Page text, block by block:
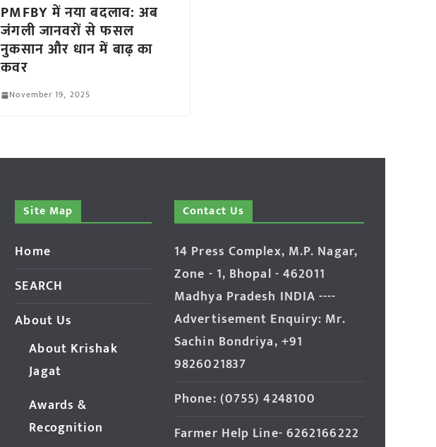
PMFBY में नया बदलाव: अब
जंगली जानवरों से फसल
नुकसान और धान में बाढ़ का
कवर
November 19, 2025
Site Map
Home
SEARCH
About Us
About Krishak
Jagat
Awards &
Recognition
Contact Us
14 Press Complex, M.P. Nagar,
Zone - 1, Bhopal - 462011
Madhya Pradesh INDIA ----
Advertisement Enquiry: Mr.
Sachin Bondriya, +91
9826021837
Phone: (0755) 4248100
Farmer Help Line- 6262166222